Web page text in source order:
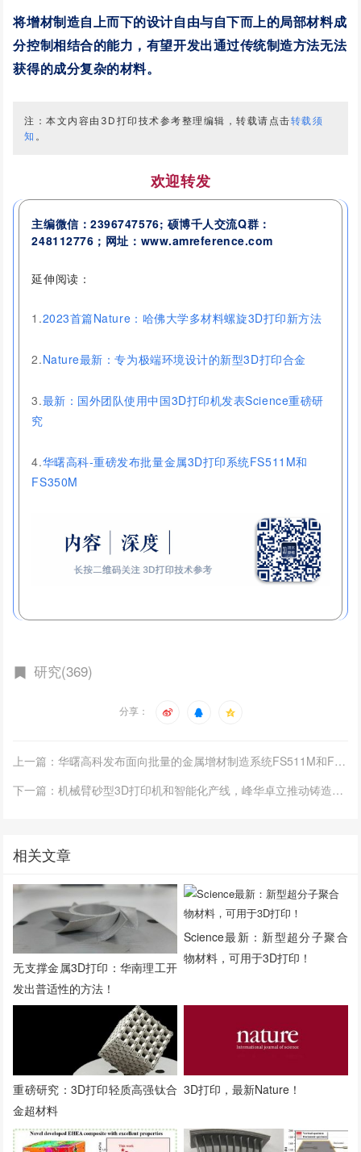
将增材制造自上而下的设计自由与自下而上的局部材料成
分控制相结合的能力，有望开发出通过传统制造方法无法
获得的成分复杂的材料。
注：本文内容由3D打印技术参考整理编辑，转载请点击转载须
知 。
欢迎转发
主编微信：2396747576; 硕博千人交流Q群：
248112776 ；网址：www.amreference.com
延伸阅读：
1.2023首篇Nature：哈佛大学多材料螺旋3D打印新方法
2.Nature最新：专为极端环境设计的新型3D打印合金
3.最新：国外团队使用中国3D打印机发表Science重磅研
究
4.华曙高科-重磅发布批量金属3D打印系统FS511M和
FS350M
研究(369)
分享：
上一篇：华曙高科发布面向批量的金属增材制造系统FS511M和FS350M
下一篇：机械臂砂型3D打印机和智能化产线，峰华卓立推动铸造产业升级
相关文章
无支撑金属3D打印：华南理工开
发出普适性的方法！
Science最新：新型超分子聚合
物材料，可用于3D打印！
重磅研究：3D打印轻质高强钛合
金超材料
3D打印，最新Nature！